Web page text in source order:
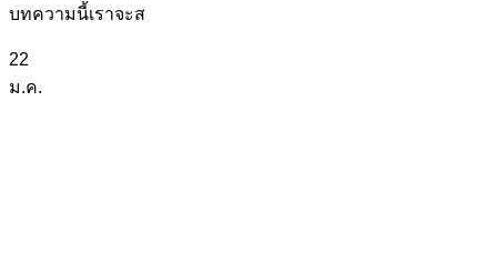
บทความนี้เราจะส
22
ม.ค.